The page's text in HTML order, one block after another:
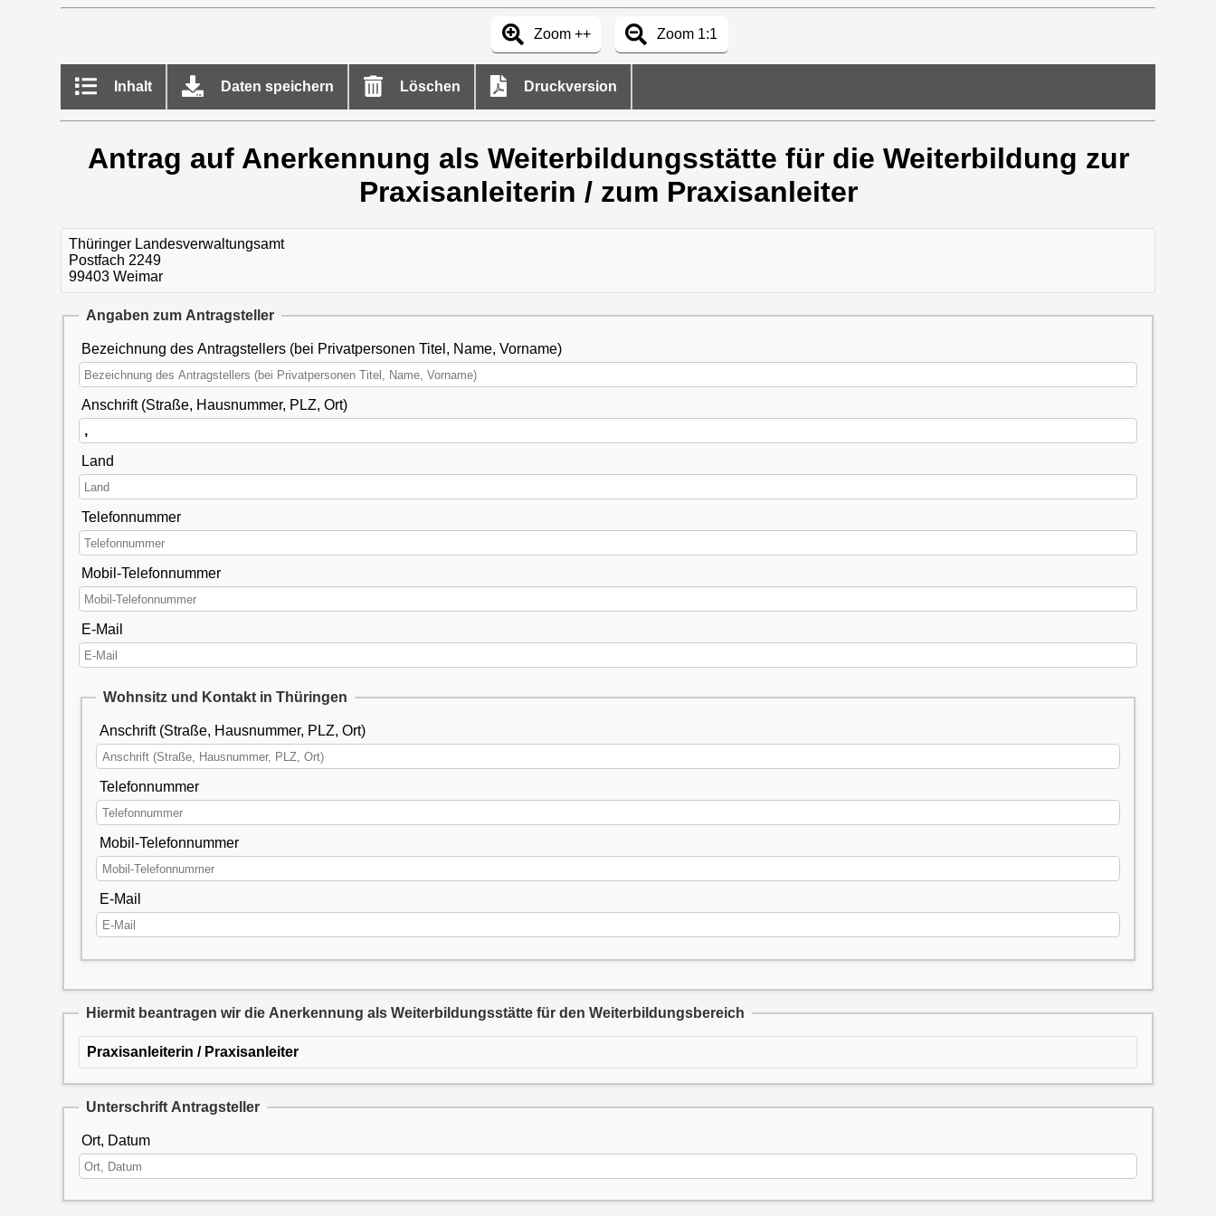
Zoom ++ Zoom 1:1
Inhalt Daten speichern Löschen Druckversion
Antrag auf Anerkennung als Weiterbildungsstätte für die Weiterbildung zur
Praxisanleiterin / zum Praxisanleiter
Thüringer Landesverwaltungsamt
Postfach 2249
99403 Weimar
Angaben zum Antragsteller
Bezeichnung des Antragstellers (bei Privatpersonen Titel, Name, Vorname)
Anschrift (Straße, Hausnummer, PLZ, Ort)
Land
Telefonnummer
Mobil-Telefonnummer
E-Mail
Wohnsitz und Kontakt in Thüringen
Anschrift (Straße, Hausnummer, PLZ, Ort)
Telefonnummer
Mobil-Telefonnummer
E-Mail
Hiermit beantragen wir die Anerkennung als Weiterbildungsstätte für den Weiterbildungsbereich
Praxisanleiterin / Praxisanleiter
Unterschrift Antragsteller
Ort, Datum